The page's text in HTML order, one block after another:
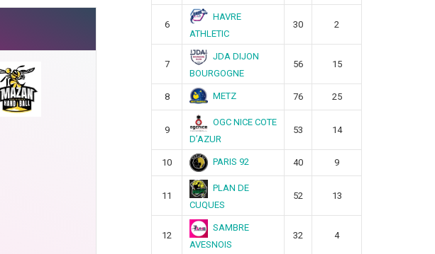
6
HAVRE
ATHLETIC
30 2
7
JDA DIJON
BOURGOGNE
56 15
8 METZ 76 25
9
OGC NICE COTE
D’AZUR
53 14
10 PARIS 92 40 9
11
PLAN DE
CUQUES
52 13
12
SAMBRE
AVESNOIS
32 4